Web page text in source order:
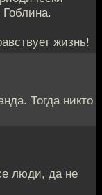
жизнь!
Тогда никто
люди, да не